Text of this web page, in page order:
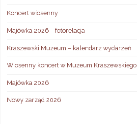
Koncert wiosenny
Majówka 2026 – fotorelacja
Kraszewski Muzeum – kalendarz wydarzeń
Wiosenny koncert w Muzeum Kraszewskiego
Majówka 2026
Nowy zarząd 2026